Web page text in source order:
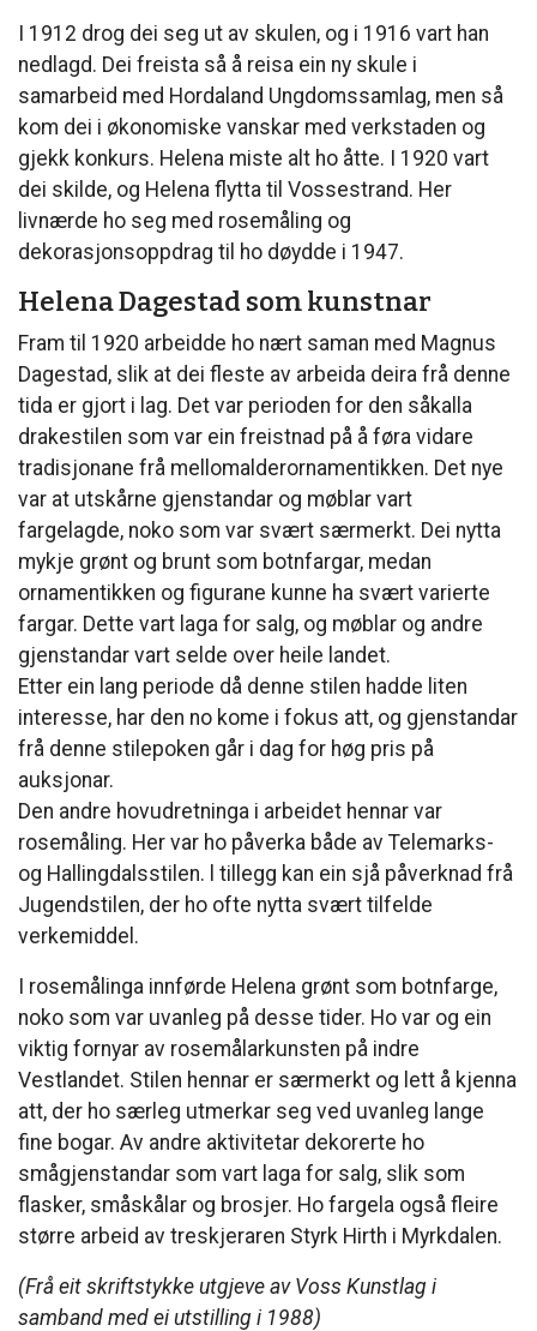
I 1912 drog dei seg ut av skulen, og i 1916 vart han
nedlagd. Dei freista så å reisa ein ny skule i
samarbeid med Hordaland Ungdomssamlag, men så
kom dei i økonomiske vanskar med verkstaden og
gjekk konkurs. Helena miste alt ho åtte. I 1920 vart
dei skilde, og Helena flytta til Vossestrand. Her
livnærde ho seg med rosemåling og
dekorasjonsoppdrag til ho døydde i 1947.
Helena Dagestad som kunstnar
Fram til 1920 arbeidde ho nært saman med Magnus
Dagestad, slik at dei fleste av arbeida deira frå denne
tida er gjort i lag. Det var perioden for den såkalla
drakestilen som var ein freistnad på å føra vidare
tradisjonane frå mellomalderornamentikken. Det nye
var at utskårne gjenstandar og møblar vart
fargelagde, noko som var svært særmerkt. Dei nytta
mykje grønt og brunt som botnfargar, medan
ornamentikken og figurane kunne ha svært varierte
fargar. Dette vart laga for salg, og møblar og andre
gjenstandar vart selde over heile landet.
Etter ein lang periode då denne stilen hadde liten
interesse, har den no kome i fokus att, og gjenstandar
frå denne stilepoken går i dag for høg pris på
auksjonar.
Den andre hovudretninga i arbeidet hennar var
rosemåling. Her var ho påverka både av Telemarks-
og Hallingdalsstilen. l tillegg kan ein sjå påverknad frå
Jugendstilen, der ho ofte nytta svært tilfelde
verkemiddel.
I rosemålinga innførde Helena grønt som botnfarge,
noko som var uvanleg på desse tider. Ho var og ein
viktig fornyar av rosemålarkunsten på indre
Vestlandet. Stilen hennar er særmerkt og lett å kjenna
att, der ho særleg utmerkar seg ved uvanleg lange
fine bogar. Av andre aktivitetar dekorerte ho
smågjenstandar som vart laga for salg, slik som
flasker, småskålar og brosjer. Ho fargela også fleire
større arbeid av treskjeraren Styrk Hirth i Myrkdalen.
(Frå eit skriftstykke utgjeve av Voss Kunstlag i
samband med ei utstilling i 1988)